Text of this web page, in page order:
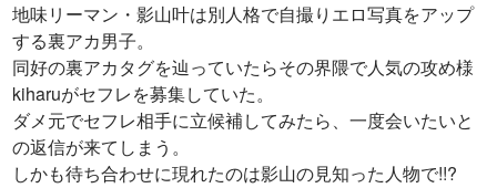
地味リーマン・影山叶は別人格で自撮りエロ写真をアップ
する裏アカ男子。
同好の裏アカタグを辿っていたらその界隈で人気の攻め様
kiharuがセフレを募集していた。
ダメ元でセフレ相手に立候補してみたら、一度会いたいと
の返信が来てしまう。
しかも待ち合わせに現れたのは影山の見知った人物で!!?